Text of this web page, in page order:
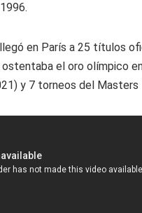
llegó en París a 25 títulos
ostentaba el oro olímpico
y 7 torneos del Masters